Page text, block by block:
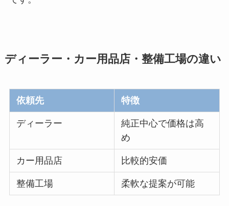
ディーラー・カー用品店・整備工場の違い
依頼先 特徴
ディーラー
純正中心で価格は高
め
カー用品店 比較的安価
整備工場 柔軟な提案が可能